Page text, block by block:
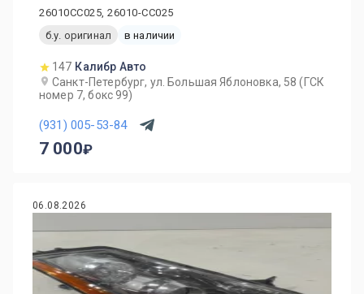
26010CC025, 26010-CC025
б.у. оригинал
в наличии
147 Калибр Авто
Санкт-Петербург, ул. Большая Яблоновка, 58 (ГСК
номер 7, бокс 99)
(931) 005-53-84
7 000
06.08.2026